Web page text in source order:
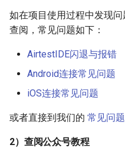
如在项目使用过程中发现
查阅，常见问题如下：
AirtestIDE闪退与报错
Android连接常见问题
iOS连接常见问题
或者直接到我们的 常见问
2）查阅公众号教程